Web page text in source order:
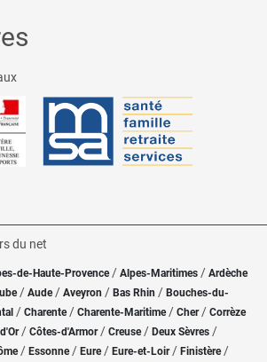
du net
de-Haute-Provence / Alpes-Maritimes / Ardèche
/ Aude / Aveyron / Bas Rhin / Bouches-du-
/ Charente / Charente-Maritime/ Cher / Corrèze
/ Côtes-d'Armor/ Creuse/ Deux Sèvres /
/ Essonne / Eure/ Eure-et-Loir / Finistère/